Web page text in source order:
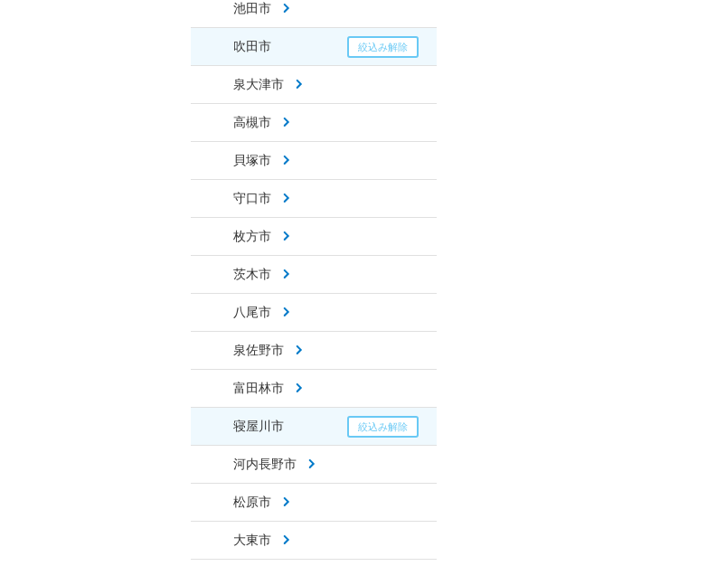
池田市
吹田市
泉大津市
高槻市
貝塚市
守口市
枚方市
茨木市
八尾市
泉佐野市
富田林市
寝屋川市
河内長野市
松原市
大東市